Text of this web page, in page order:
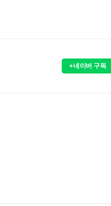
+네이버 구독